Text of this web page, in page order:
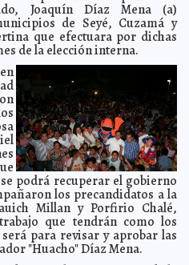
gente con experiencia: Tito
de visitantes durante el 2011
índices de violencia con una
de la militancia panista":
centro, trabajo inútil Guillermo Barrera
que se puede hacer una política
Guillermo Barrera Fernandez
para MessiA7
hombre e hirió a otros cuatro A7
Matilda A7
Joaquín Díaz Mena (a)
de Seyé, Cuzamá y
que efectuara por dichas
de la elección interna.
podrá recuperar el gobierno
los precandidatos a la
Millan y Porfirio Chalé,
que tendrán como los
para revisar y aprobar las
"Huacho" Díaz Mena.